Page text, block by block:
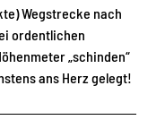
Wegstrecke nach
ordentlichen
„schinden“
ans Herz gelegt!